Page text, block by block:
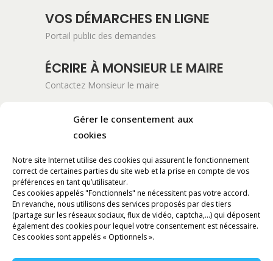
Gérer le consentement aux
cookies
Notre site Internet utilise des cookies qui assurent le fonctionnement
correct de certaines parties du site web et la prise en compte de vos
préférences en tant qu’utilisateur.
Ces cookies appelés "Fonctionnels" ne nécessitent pas votre accord.
En revanche, nous utilisons des services proposés par des tiers
(partage sur les réseaux sociaux, flux de vidéo, captcha,...) qui déposent
également des cookies pour lequel votre consentement est nécessaire.
Ces cookies sont appelés « Optionnels ».
VOS DÉMARCHES EN LIGNE
Portail public des demandes
ÉCRIRE À MONSIEUR LE MAIRE
Contactez Monsieur le maire
ADRESSE POSTALE
Mairie de Pont-Saint-Esprit
BP 11061
30130 Pont-Saint-Esprit
RÉALISATION